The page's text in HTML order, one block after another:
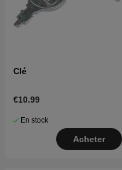
Clé
€10.99
En stock
Acheter